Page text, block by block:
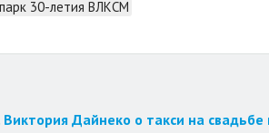
30-летия ВЛКСМ
Виктория Дайнеко о такси на